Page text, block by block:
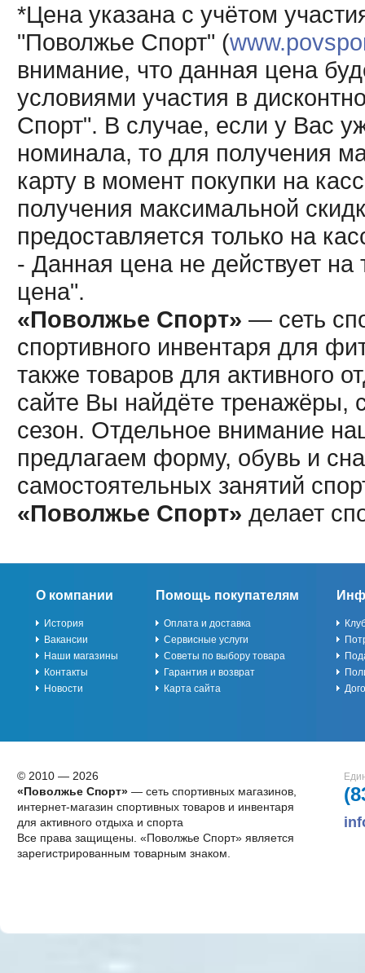
*Цена указана с учётом
"Поволжье Спорт" (
внимание, что данная цена
условиями участия в
Спорт". В случае, если у Вас
номинала, то для получения
карту в момент покупки на
получения максимальной
предоставляется только на
- Данная цена не действует
цена".
«Поволжье Спорт» — сеть
спортивного инвентаря для
также товаров для активного
сайте Вы найдёте тренажёры,
сезон. Отдельное внимание
предлагаем форму, обувь и
самостоятельных занятий
«Поволжье Спорт» делает
О компании
История
Вакансии
Наши магазины
Контакты
Новости
Помощь покупателям
Оплата и доставка
Сервисные услуги
Советы по выбору товара
Гарантия и возврат
Карта сайта
© 2010 — 2026
«Поволжье Спорт»— сеть спортивных магазинов,
интернет-магазин спортивных товаров и инвентаря
для активного отдыха и спорта
Все права защищены. «Поволжье Спорт» является
зарегистрированным товарным знаком.